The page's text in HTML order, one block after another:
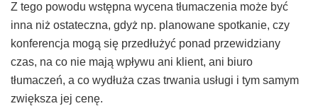
Z tego powodu wstępna wycena tłumaczenia może być
inna niż ostateczna, gdyż np. planowane spotkanie, czy
konferencja mogą się przedłużyć ponad przewidziany
czas, na co nie mają wpływu ani klient, ani biuro
tłumaczeń, a co wydłuża czas trwania usługi i tym samym
zwiększa jej cenę.